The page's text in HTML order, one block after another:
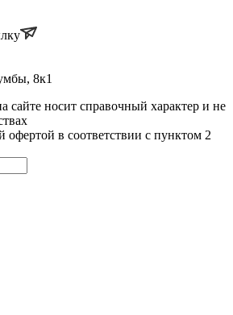
8к1
носит справочный характер и не
офертой в соответствии с пунктом 2